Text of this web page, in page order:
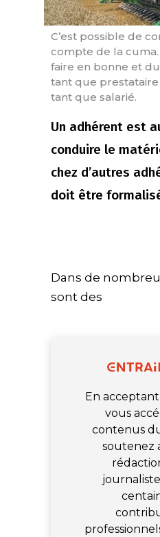
C’est possible de
compte de la cuma.
faire en bonne et
tant que prestataire
tant que salarié.
Un adhérent est
conduire le
chez d’autres
doit être
Dans de
sont des
En acceptant
vous
contenus
soutenez